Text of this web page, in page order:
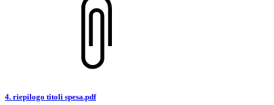
4. riepilogo titoli spesa.pdf